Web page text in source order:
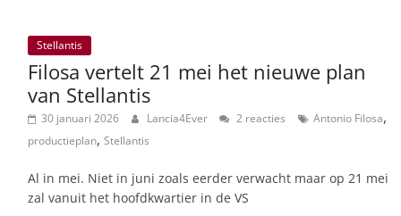
Stellantis
Filosa vertelt 21 mei het nieuwe plan
van Stellantis
30 januari 2026 Lancia4Ever 2 reacties Antonio Filosa,
productieplan, Stellantis
Al in mei. Niet in juni zoals eerder verwacht maar op 21 mei
zal vanuit het hoofdkwartier in de VS